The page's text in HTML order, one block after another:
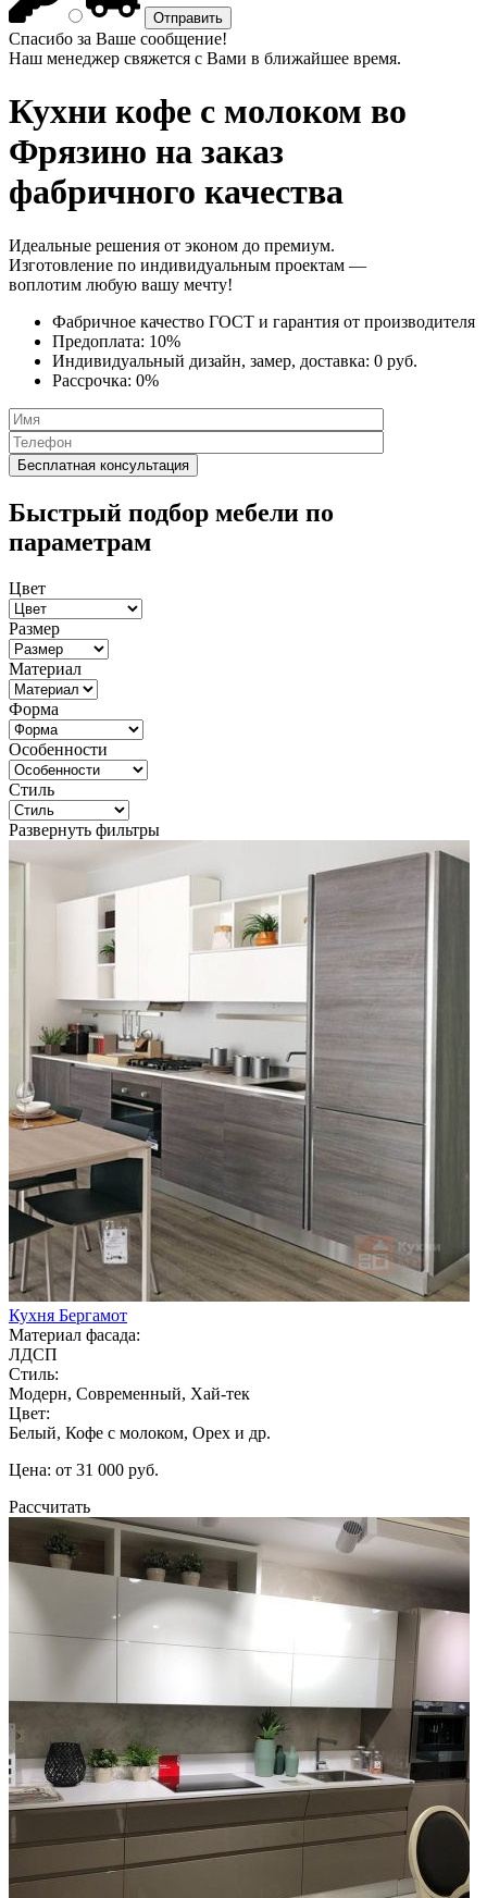
Спасибо за Ваше сообщение!
Наш менеджер свяжется с Вами в ближайшее время.
Кухни кофе с молоком во
Фрязино на заказ
фабричного качества
Идеальные решения от эконом до премиум.
Изготовление по индивидуальным проектам —
воплотим любую вашу мечту!
Фабричное качество ГОСТ и гарантия от производителя
Предоплата: 10%
Индивидуальный дизайн, замер, доставка: 0 руб.
Рассрочка: 0%
Быстрый подбор мебели по
параметрам
Цвет
Размер
Материал
Форма
Особенности
Стиль
Развернуть фильтры
Кухня Бергамот
Материал фасада:
ЛДСП
Стиль:
Модерн, Современный, Хай-тек
Цвет:
Белый, Кофе с молоком, Орех и др.
Цена: от 31 000 руб.
Рассчитать